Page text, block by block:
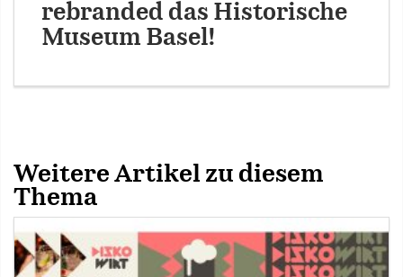
rebranded das Historische
Museum Basel!
Weitere Artikel zu diesem
Thema